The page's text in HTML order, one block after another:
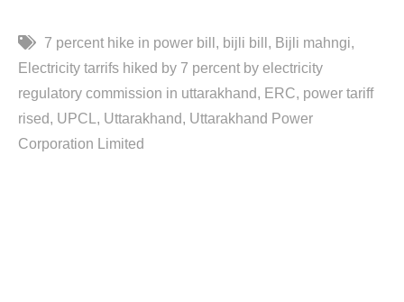
7 percent hike in power bill bijli bill
Bijli mahngi
Electricity tarrifs hiked by 7 percent by electricity
regulatory commission in uttarakhand
ERC power tariff
rised
UPCL Uttarakhand
Uttarakhand Power
Corporation Limited